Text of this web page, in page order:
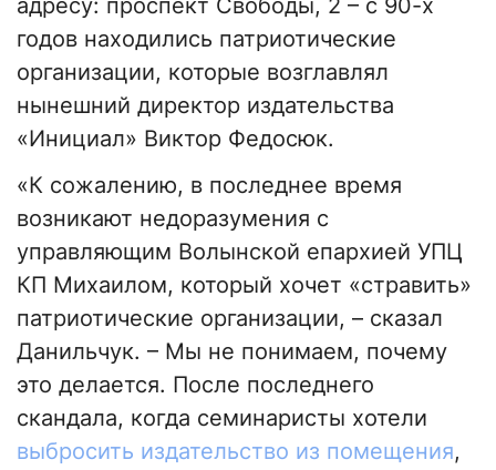
адресу: проспект Свободы, 2 – с 90-х
годов находились патриотические
организации, которые возглавлял
нынешний директор издательства
«Инициал» Виктор Федосюк.
«К сожалению, в последнее время
возникают недоразумения с
управляющим Волынской епархией УПЦ
КП Михаилом, который хочет «стравить»
патриотические организации, – сказал
Данильчук. – Мы не понимаем, почему
это делается. После последнего
скандала, когда семинаристы хотели
выбросить издательство из помещения,